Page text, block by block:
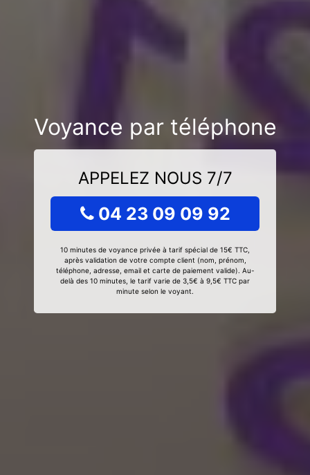
Voyance par téléphone
APPELEZ NOUS 7/7
04 23 09 09 92
10 minutes de voyance privée à tarif spécial de 15€ TTC,
après validation de votre compte client (nom, prénom,
téléphone, adresse, email et carte de paiement valide). Au-
delà des 10 minutes, le tarif varie de 3,5€ à 9,5€ TTC par
minute selon le voyant.